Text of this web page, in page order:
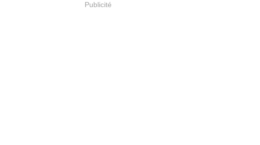
Publicité